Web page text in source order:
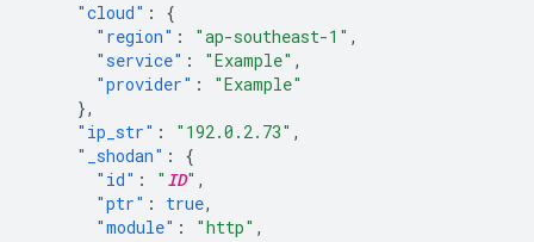
"cloud" :
{
"region" : "ap-southeast-1" ,
"service" : "Example" ,
"provider" :
"Example"
},
"ip_str" : "192.0.2.73" ,
"_shodan" :
{
"id" : " ID" ,
"ptr" : true,
"module" : "http" ,